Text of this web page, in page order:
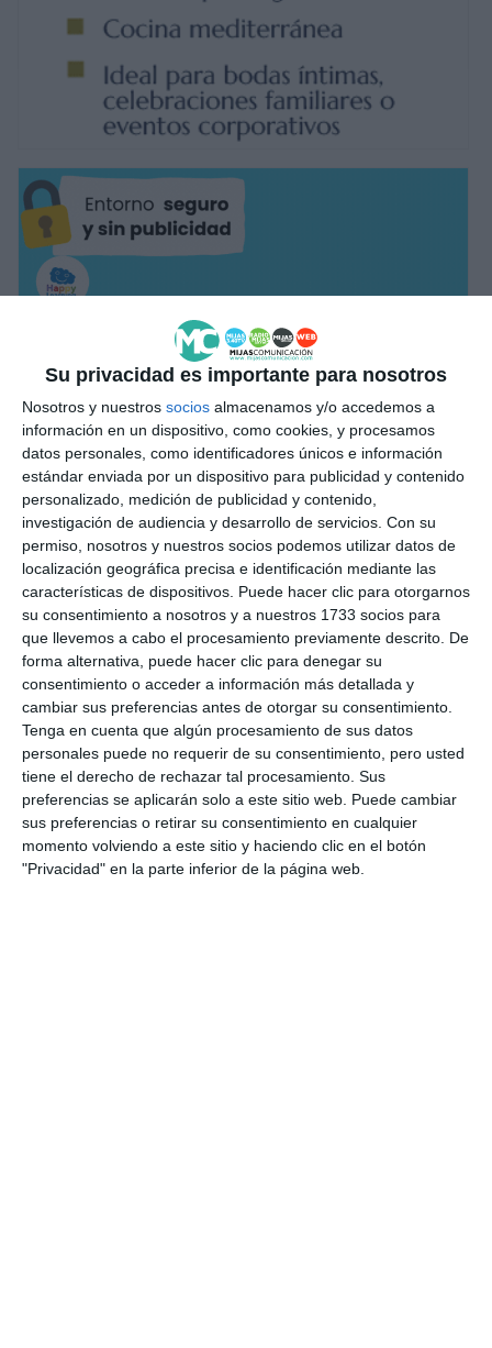
Su privacidad es importante para nosotros
Nosotros y nuestros socios almacenamos y/o accedemos a
información en un dispositivo, como cookies, y procesamos
datos personales, como identificadores únicos e información
estándar enviada por un dispositivo para publicidad y contenido
personalizado, medición de publicidad y contenido,
investigación de audiencia y desarrollo de servicios. Con su
permiso, nosotros y nuestros socios podemos utilizar datos de
localización geográfica precisa e identificación mediante las
características de dispositivos. Puede hacer clic para otorgarnos
su consentimiento a nosotros y a nuestros 1733 socios para
que llevemos a cabo el procesamiento previamente descrito. De
forma alternativa, puede hacer clic para denegar su
consentimiento o acceder a información más detallada y
cambiar sus preferencias antes de otorgar su consentimiento.
Tenga en cuenta que algún procesamiento de sus datos
personales puede no requerir de su consentimiento, pero usted
tiene el derecho de rechazar tal procesamiento. Sus
preferencias se aplicarán solo a este sitio web. Puede cambiar
sus preferencias o retirar su consentimiento en cualquier
momento volviendo a este sitio y haciendo clic en el botón
"Privacidad" en la parte inferior de la página web.